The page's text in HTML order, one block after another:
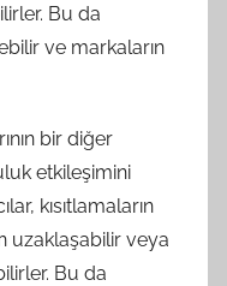
Bu da
ve markaların
bir diğer
etkileşimini
kısıtlamaların
uzaklaşabilir veya
Bu da